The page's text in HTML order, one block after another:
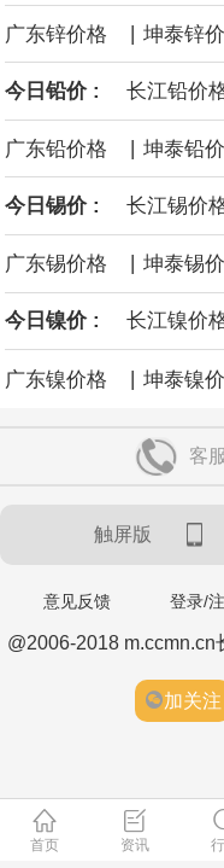
广东锌价格 | 坤泰锌
今日铅价 : 长江铅价
广东铅价格 坤泰铅
今日锡价 : 长江锡价
广东锡价格 坤泰锡
今日镍价 : 长江镍价
广东镍价格 | 坤泰镍
客
触屏版
意见反馈 登录/
@2006-2018
加关注
首页 资讯